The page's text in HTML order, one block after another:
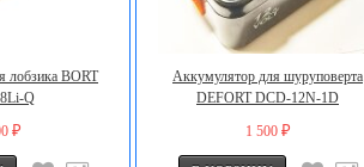
лобзика BORT
Q
₽
Аккумулятор для шуруповерта
DEFORT DCD-12N-1D
1 500 ₽